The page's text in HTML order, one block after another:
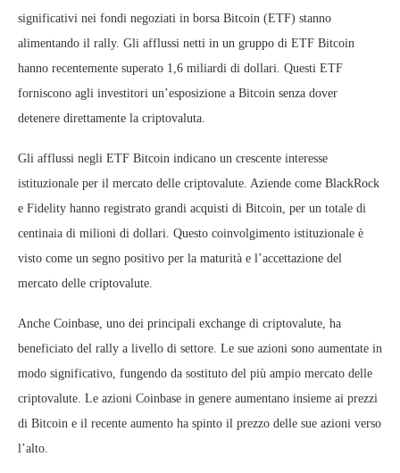
significativi nei fondi negoziati in borsa Bitcoin (ETF) stanno
alimentando il rally. Gli afflussi netti in un gruppo di ETF Bitcoin
hanno recentemente superato 1,6 miliardi di dollari. Questi ETF
forniscono agli investitori un’esposizione a Bitcoin senza dover
detenere direttamente la criptovaluta.
Gli afflussi negli ETF Bitcoin indicano un crescente interesse
istituzionale per il mercato delle criptovalute. Aziende come BlackRock
e Fidelity hanno registrato grandi acquisti di Bitcoin, per un totale di
centinaia di milioni di dollari. Questo coinvolgimento istituzionale è
visto come un segno positivo per la maturità e l’accettazione del
mercato delle criptovalute.
Anche Coinbase, uno dei principali exchange di criptovalute, ha
beneficiato del rally a livello di settore. Le sue azioni sono aumentate in
modo significativo, fungendo da sostituto del più ampio mercato delle
criptovalute. Le azioni Coinbase in genere aumentano insieme ai prezzi
di Bitcoin e il recente aumento ha spinto il prezzo delle sue azioni verso
l’alto.